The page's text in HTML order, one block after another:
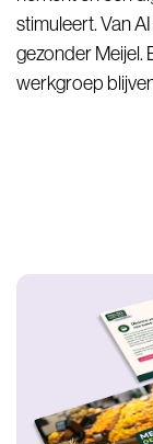
stimuleert. Van
gezonder Meijel.
werkgroep